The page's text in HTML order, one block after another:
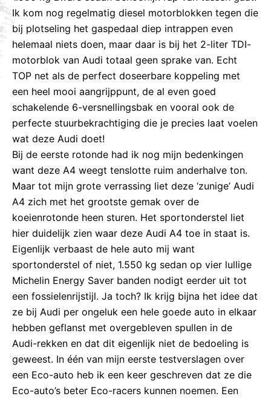
Ik kom nog regelmatig diesel motorblokken tegen die
bij plotseling het gaspedaal diep intrappen even
helemaal niets doen, maar daar is bij het 2-liter TDI-
motorblok van Audi totaal geen sprake van. Echt
TOP net als de perfect doseerbare koppeling met
een heel mooi aangrijppunt, de al even goed
schakelende 6-versnellingsbak en vooral ook de
perfecte stuurbekrachtiging die je precies laat voelen
wat deze Audi doet!
Bij de eerste rotonde had ik nog mijn bedenkingen
want deze A4 weegt tenslotte ruim anderhalve ton.
Maar tot mijn grote verrassing liet deze ‘zunige’ Audi
A4 zich met het grootste gemak over de
koeienrotonde heen sturen. Het sportonderstel liet
hier duidelijk zien waar deze Audi A4 toe in staat is.
Eigenlijk verbaast de hele auto mij want
sportonderstel of niet, 1.550 kg sedan op vier lullige
Michelin Energy Saver banden nodigt eerder uit tot
een fossielenrijstijl. Ja toch? Ik krijg bijna het idee dat
ze bij Audi per ongeluk een hele goede auto in elkaar
hebben geflanst met overgebleven spullen in de
Audi-rekken en dat dit eigenlijk niet de bedoeling is
geweest. In één van mijn eerste testverslagen over
een Eco-auto heb ik een keer geschreven dat ze die
Eco-auto’s beter Eco-racers kunnen noemen. Een